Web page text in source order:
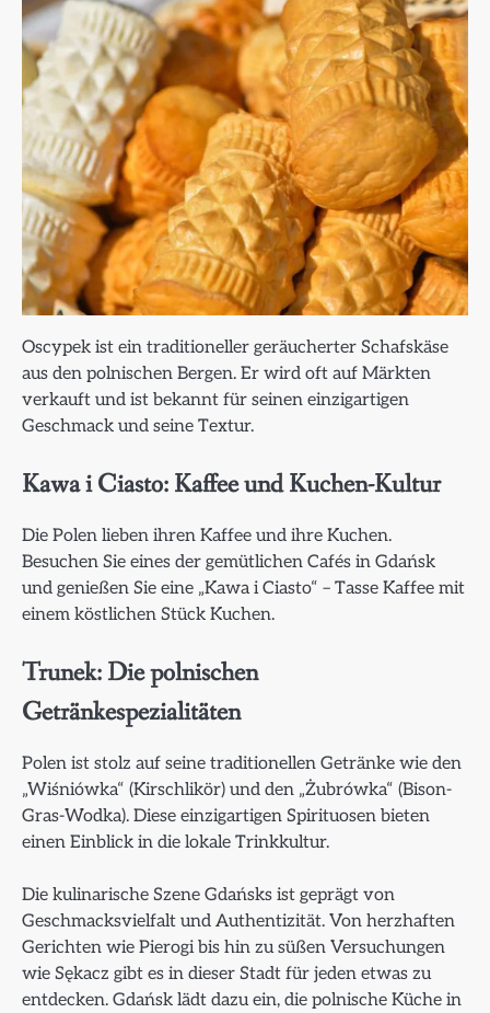
Oscypek ist ein traditioneller geräucherter Schafskäse
aus den polnischen Bergen. Er wird oft auf Märkten
verkauft und ist bekannt für seinen einzigartigen
Geschmack und seine Textur.
Kawa i Ciasto: Kaffee und Kuchen-Kultur
Die Polen lieben ihren Kaffee und ihre Kuchen.
Besuchen Sie eines der gemütlichen Cafés in Gdańsk
und genießen Sie eine „Kawa i Ciasto“ – Tasse Kaffee mit
einem köstlichen Stück Kuchen.
Trunek: Die polnischen
Getränkespezialitäten
Polen ist stolz auf seine traditionellen Getränke wie den
„Wiśniówka“ (Kirschlikör) und den „Żubrówka“ (Bison-
Gras-Wodka). Diese einzigartigen Spirituosen bieten
einen Einblick in die lokale Trinkkultur.
Die kulinarische Szene Gdańsks ist geprägt von
Geschmacksvielfalt und Authentizität. Von herzhaften
Gerichten wie Pierogi bis hin zu süßen Versuchungen
wie Sękacz gibt es in dieser Stadt für jeden etwas zu
entdecken. Gdańsk lädt dazu ein, die polnische Küche in